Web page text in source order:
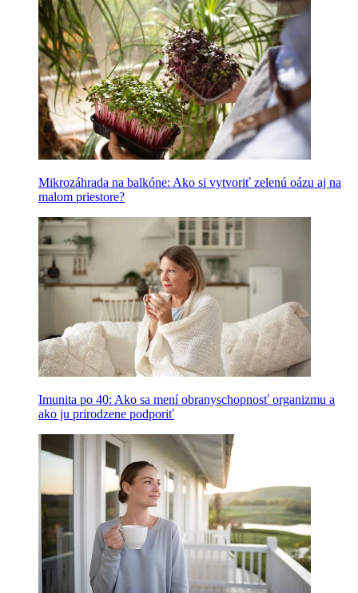
Mikrozáhrada na balkóne: Ako si vytvoriť zelenú oázu aj na
malom priestore?
Imunita po 40: Ako sa mení obranyschopnosť organizmu a
ako ju prirodzene podporiť